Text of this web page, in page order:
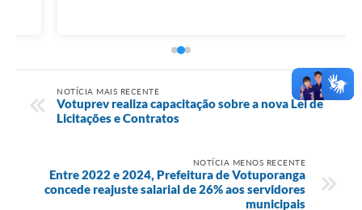
NOTÍCIA MAIS RECENTE
Votuprev realiza capacitação sobre a nova Lei de
Licitações e Contratos
NOTÍCIA MENOS RECENTE
Entre 2022 e 2024, Prefeitura de Votuporanga
concede reajuste salarial de 26% aos servidores
municipais